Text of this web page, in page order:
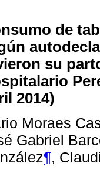
de
su
2014)
Moraes
Gabriel
¶,